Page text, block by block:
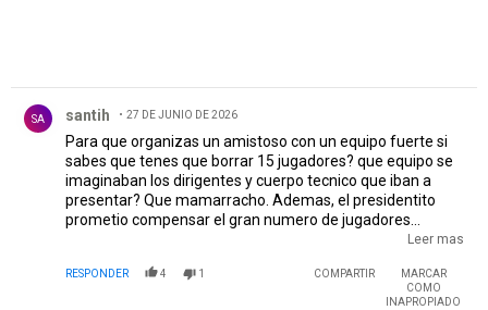
SA santih 27 DE JUNIO DE 2026
Para que organizas un amistoso con un equipo fuerte si
sabes que tenes que borrar 15 jugadores? que equipo se
imaginaban los dirigentes y cuerpo tecnico que iban a
presentar? Que mamarracho. Ademas, el presidentito
prometio compensar el gran numero de jugadores
colgados con traer al menos 5 jugadores de jerarquia y no
mejor que lautaro martinez, y paso por river sin notarse.
Leer mas
RESPONDER 4 1 COMPARTIR
MARCAR
COMO
INAPROPIADO